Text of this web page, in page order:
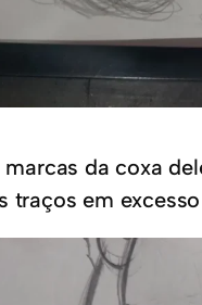
da coxa
traços em